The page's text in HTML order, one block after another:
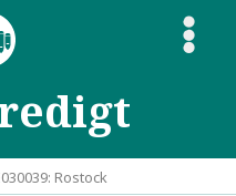
S
Rostock